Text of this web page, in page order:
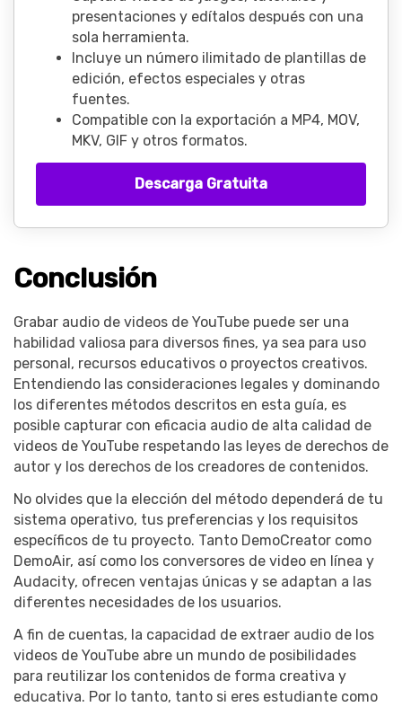
presentaciones y edítalos después con una
sola herramienta.
Incluye un número ilimitado de plantillas de
edición, efectos especiales y otras
fuentes.
Compatible con la exportación a MP4, MOV,
MKV, GIF y otros formatos.
Descarga Gratuita
Conclusión
Grabar audio de videos de YouTube puede ser una
habilidad valiosa para diversos fines, ya sea para uso
personal, recursos educativos o proyectos creativos.
Entendiendo las consideraciones legales y dominando
los diferentes métodos descritos en esta guía, es
posible capturar con eficacia audio de alta calidad de
videos de YouTube respetando las leyes de derechos de
autor y los derechos de los creadores de contenidos.
No olvides que la elección del método dependerá de tu
sistema operativo, tus preferencias y los requisitos
específicos de tu proyecto. Tanto DemoCreator como
DemoAir, así como los conversores de video en línea y
Audacity, ofrecen ventajas únicas y se adaptan a las
diferentes necesidades de los usuarios.
A fin de cuentas, la capacidad de extraer audio de los
videos de YouTube abre un mundo de posibilidades
para reutilizar los contenidos de forma creativa y
educativa. Por lo tanto, tanto si eres estudiante como